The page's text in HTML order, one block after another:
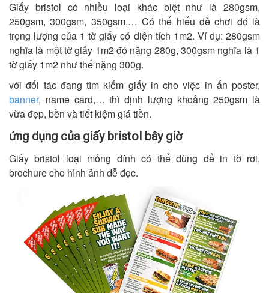
Giấy bristol có nhiều loại khác biệt như là 280gsm,
250gsm, 300gsm, 350gsm,… Có thể hiểu dễ chơi đó là
trọng lượng của 1 tờ giấy có diện tích 1m2. Ví dụ: 280gsm
nghĩa là một tờ giấy 1m2 đó nặng 280g, 300gsm nghĩa là 1
tờ giấy 1m2 như thế nặng 300g.
với đối tác đang tìm kiếm giấy in cho việc in ấn poster,
banner, name card,… thì định lượng khoảng 250gsm là
vừa đẹp, bền và tiết kiệm giá tiền.
ứng dụng của giấy bristol bây giờ
Giấy bristol loại mỏng dính có thể dùng để in tờ rơi,
brochure cho hình ảnh dễ đọc.